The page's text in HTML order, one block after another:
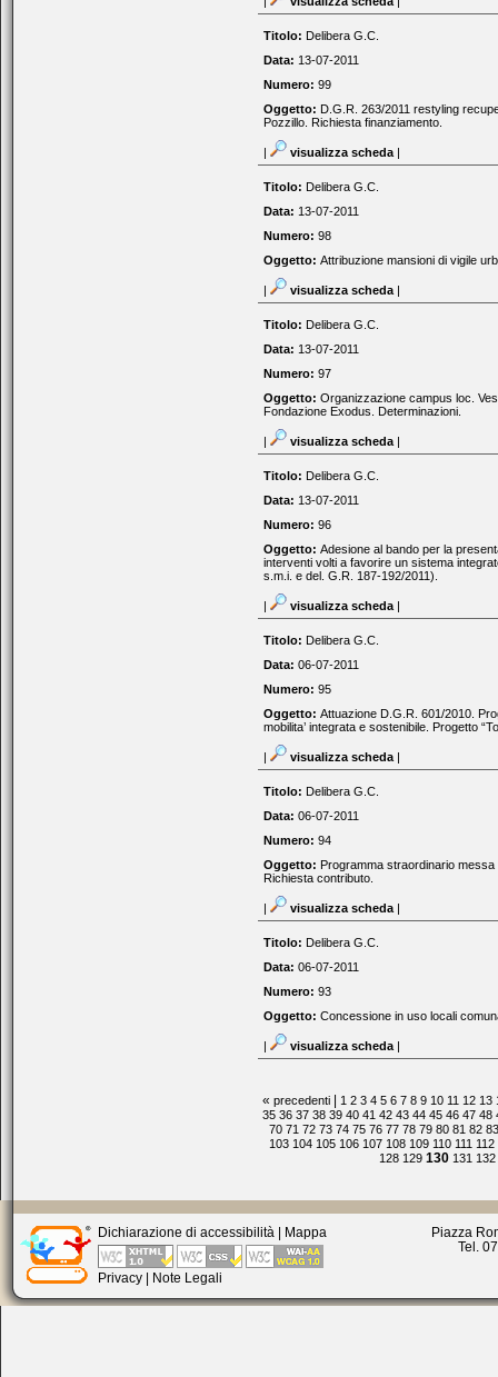
Titolo: Delibera G.C.
Data: 13-07-2011
Numero: 99
Oggetto: D.G.R. 263/2011 restyling
Pozzillo. Richiesta finanziamento.
| visualizza scheda |
Titolo: Delibera G.C.
Data: 13-07-2011
Numero: 98
Oggetto: Attribuzione mansioni di vigile
| visualizza scheda |
Titolo: Delibera G.C.
Data: 13-07-2011
Numero: 97
Oggetto: Organizzazione campus loc.
Fondazione Exodus. Determinazioni.
| visualizza scheda |
Titolo: Delibera G.C.
Data: 13-07-2011
Numero: 96
Oggetto: Adesione al bando per la
interventi volti a favorire un sistema
s.m.i. e del. G.R. 187-192/2011).
| visualizza scheda |
Titolo: Delibera G.C.
Data: 06-07-2011
Numero: 95
Oggetto: Attuazione D.G.R. 601/2010.
mobilita’ integrata e sostenibile. Progetto
| visualizza scheda |
Titolo: Delibera G.C.
Data: 06-07-2011
Numero: 94
Oggetto: Programma straordinario
Richiesta contributo.
| visualizza scheda |
Titolo: Delibera G.C.
Data: 06-07-2011
Numero: 93
Oggetto: Concessione in uso locali
| visualizza scheda |
«precedenti | 1 2 3 4 5 6 7 8 9 10 11 12 13
35 36 37 38 39 40 41 42 43 44 45 46 47 48
70 71 72 73 74 75 76 77 78 79 80 81 82
103 104 105 106 107 108 109 110 111 112
128 129 130 131 132
Dichiarazione di accessibilità | Mappa
Privacy | Note Legali
Piazza
Tel.